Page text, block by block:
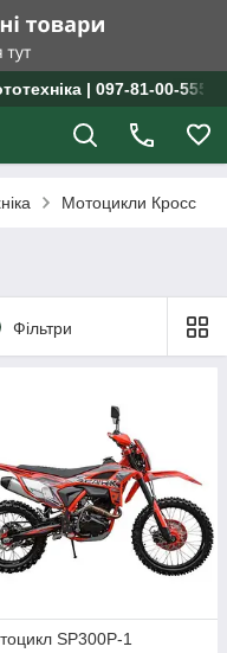
| 097-81-00-555
Мотоцикли Кросс
Фільтри
SP300P-1